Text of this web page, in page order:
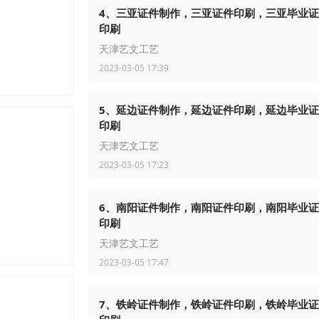
4、三亚证件制作，三亚证件印刷，三亚毕业
印刷
天津艺文工艺
2023-03-05 17:39
5、延边证件制作，延边证件印刷，延边毕业
印刷
天津艺文工艺
2023-03-05 17:23
6、南阳证件制作，南阳证件印刷，南阳毕业
印刷
天津艺文工艺
2023-03-05 17:47
7、铁岭证件制作，铁岭证件印刷，铁岭毕业